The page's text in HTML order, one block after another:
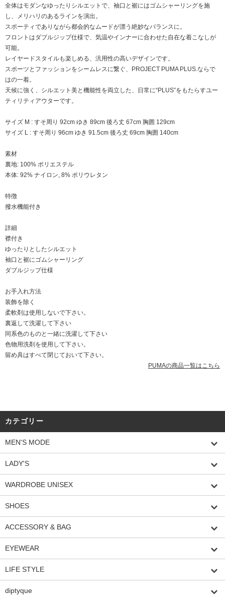
全体はモダンなゆったりシルエットで、袖口と裾にはゴムシャーリングを施
し、メリハリのあるラインを演出。
スポーティでありながら都会的なムードが漂う絶妙なバランスに。
フロントはダブルジップ仕様で、気温やインナーに合わせた自在な着こなしが
可能。
レイヤードスタイルも楽しめる、汎用性の高いデザインです。
スポーツとファッションをシームレスに繋ぐ、PROJECT PUMA PLUS.ならで
はの一着。
天候に強く、シルエット美と機能性を両立した、日常に“PLUS”をもたらすユー
ティリティアウターです。
サイズ M : すそ周り 92cm ゆき 89cm 後ろ丈 67cm 胸囲 129cm
サイズ L : すそ周り 96cm ゆき 91.5cm 後ろ丈 69cm 胸囲 140cm
素材
裏地: 100% ポリエステル
本体: 92% ナイロン, 8% ポリウレタン
特徴
撥水機能付き
詳細
襟付き
ゆったりとしたシルエット
袖口と裾にゴムシャーリング
ダブルジップ仕様
お手入れ方法
装飾を除く
柔軟剤は使用しないで下さい。
裏返して洗濯して下さい
同系色のものと一緒に洗濯して下さい
色物用洗剤を使用して下さい。
留め具はすべて閉じておいて下さい。
PUMAの商品一覧はこちら
カテゴリー
MEN'S MODE
LADY'S
WARDROBE UNISEX
SHOES
ACCESSORY & BAG
EYEWEAR
LIFE STYLE
diptyque